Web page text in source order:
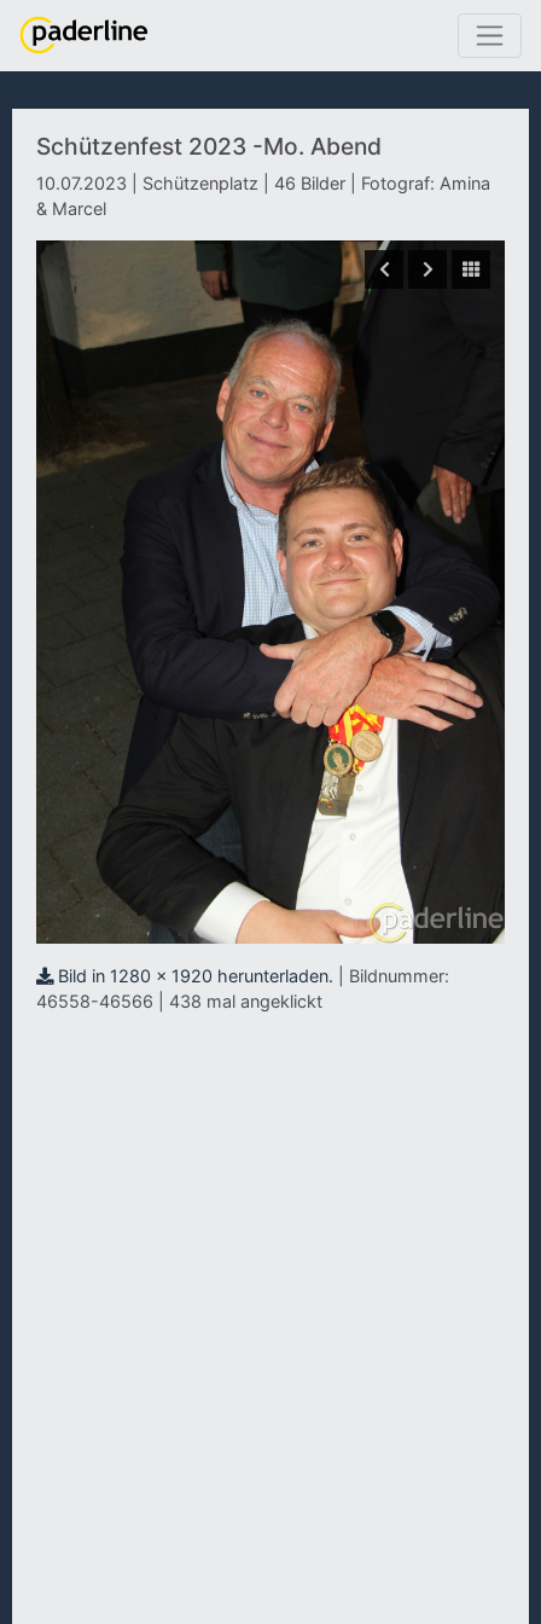
Schützenfest 2023 -Mo. Abend
10.07.2023 | Schützenplatz | 46 Bilder | Fotograf: Amina
& Marcel
Bild in 1280 x 1920 herunterladen.
| Bildnummer:
46558-46566 | 438 mal angeklickt